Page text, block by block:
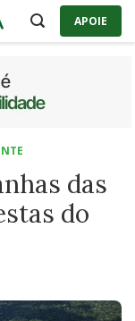
APOIE
das
do